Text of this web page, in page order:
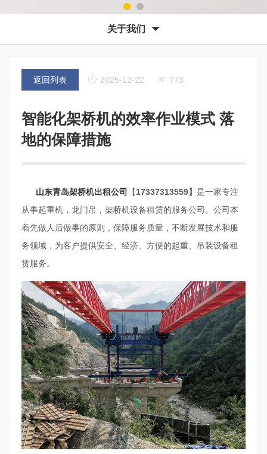
关于我们
返回列表 2025-12-22 773
智能化架桥机的效率作业模式 落
地的保障措施
山东青岛架桥机出租公司 【17337313559】 是一家专注
从事起重机，龙门吊，架桥机设备租赁的服务公司。公司本
着先做人后做事的原则，保障服务质量，不断发展技术和服
务领域，为客户提供安全、经济、方便的起重、吊装设备租
赁服务。